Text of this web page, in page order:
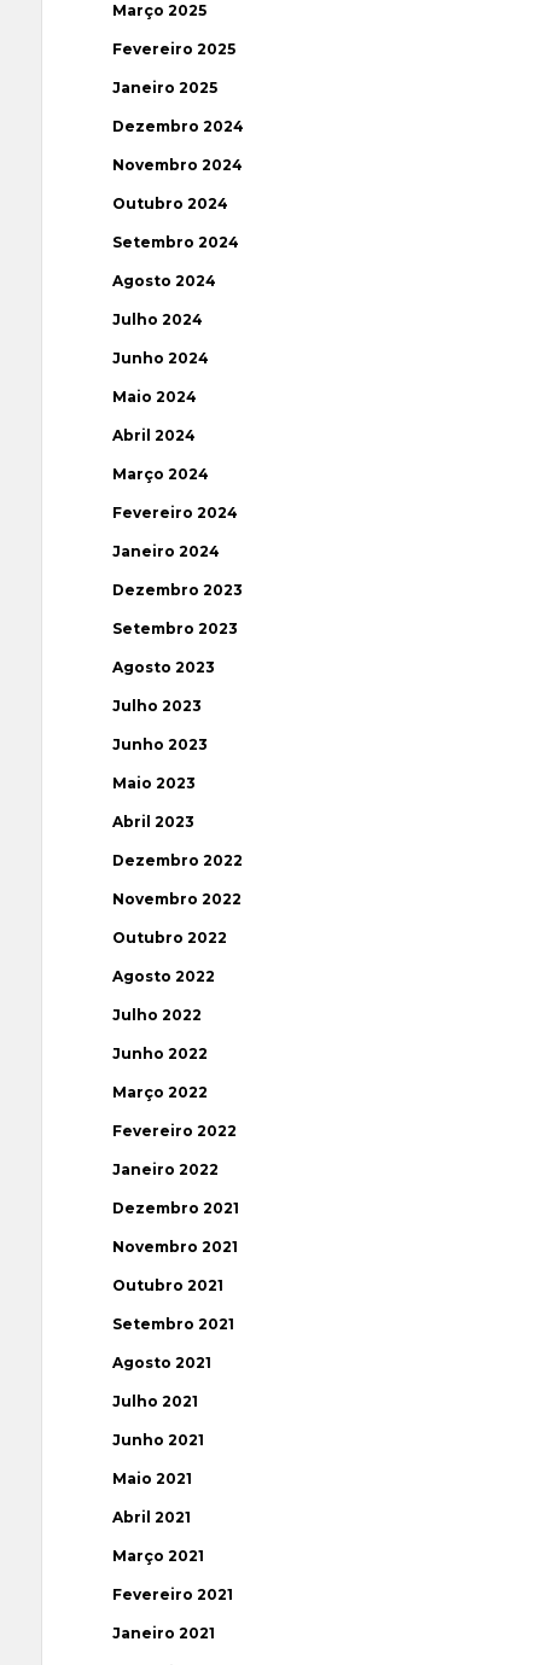
Março 2025
Fevereiro 2025
Janeiro 2025
Dezembro 2024
Novembro 2024
Outubro 2024
Setembro 2024
Agosto 2024
Julho 2024
Junho 2024
Maio 2024
Abril 2024
Março 2024
Fevereiro 2024
Janeiro 2024
Dezembro 2023
Setembro 2023
Agosto 2023
Julho 2023
Junho 2023
Maio 2023
Abril 2023
Dezembro 2022
Novembro 2022
Outubro 2022
Agosto 2022
Julho 2022
Junho 2022
Março 2022
Fevereiro 2022
Janeiro 2022
Dezembro 2021
Novembro 2021
Outubro 2021
Setembro 2021
Agosto 2021
Julho 2021
Junho 2021
Maio 2021
Abril 2021
Março 2021
Fevereiro 2021
Janeiro 2021